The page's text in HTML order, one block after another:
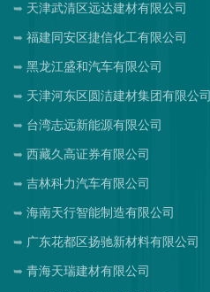
天津武清区远达建材有限公司
福建同安区捷信化工有限公司
黑龙江盛和汽车有限公司
天津河东区圆洁建材集团有限公司
台湾志远新能源有限公司
西藏久高证券有限公司
吉林科力汽车有限公司
海南天行智能制造有限公司
广东花都区扬驰新材料有限公司
青海天瑞建材有限公司